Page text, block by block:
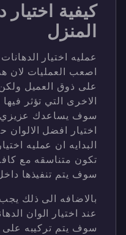
كيفية
المنزل
عمليه اختيار
اصعب العمليات لان
على ذوق العميل ولكن
الاخرى التي تؤثر
سوف يساعدك عزيزي
اختيار افضل
البدايه ان عمليه
تكون متناسقه مع
سوف يتم تنفيذها داخل
بالاضافه الى ذلك يجب
عند اختيار الوان
سوف يتم تركيبه على